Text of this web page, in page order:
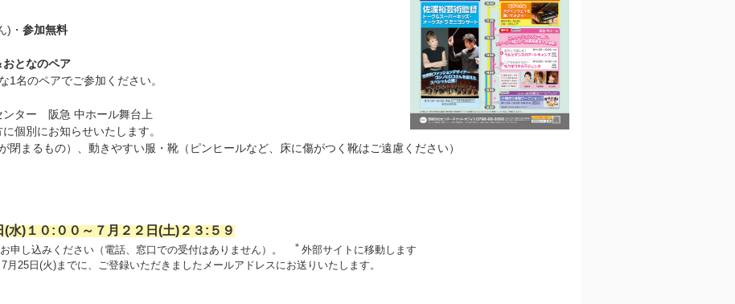
)・ 参加無料
となのペア
ペアでご参加ください。
ンター 阪急 中ホール舞台上
別にお知らせいたします。
閉まるもの）、動きやすい服・靴（ピンヒールなど、床に傷がつく靴はご遠慮ください）
(水)１０:００～７月２２日(土)２３:５９
申し込みください（電話、窓口での受付はありません）。 ＊ 外部サイトに移動します
25日(火)までに、ご登録いただきましたメールアドレスにお送りいたします。